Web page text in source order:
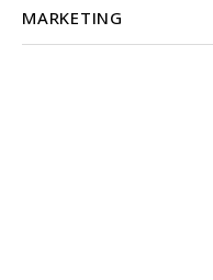
MARKETING